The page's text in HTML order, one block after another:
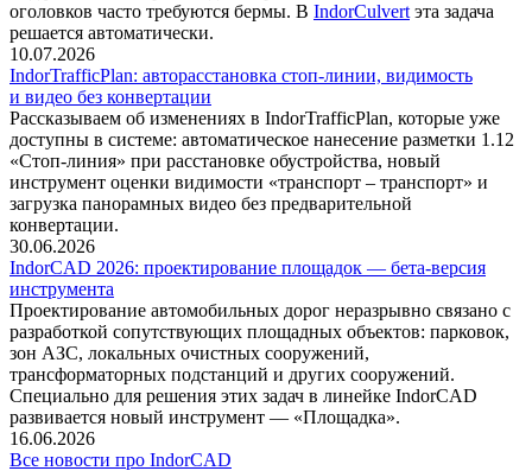
оголовков часто требуются бермы. В IndorCulvert эта задача
решается автоматически.
10.07.2026
IndorTrafficPlan: авторасстановка стоп-линии, видимость
и видео без конвертации
Рассказываем об изменениях в IndorTrafficPlan, которые уже
доступны в системе: автоматическое нанесение разметки 1.12
«Стоп-линия» при расстановке обустройства, новый
инструмент оценки видимости «транспорт – транспорт» и
загрузка панорамных видео без предварительной
конвертации.
30.06.2026
IndorCAD 2026: проектирование площадок — бета-версия
инструмента
Проектирование автомобильных дорог неразрывно связано с
разработкой сопутствующих площадных объектов: парковок,
зон АЗС, локальных очистных сооружений,
трансформаторных подстанций и других сооружений.
Специально для решения этих задач в линейке IndorCAD
развивается новый инструмент — «Площадка».
16.06.2026
Все новости про IndorCAD